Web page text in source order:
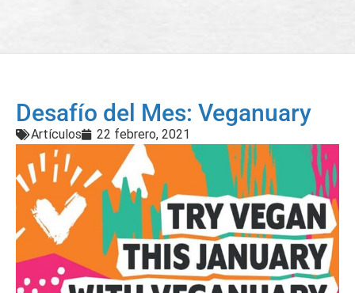
Desafío del Mes: Veganuary
Artículos 22 febrero, 2021